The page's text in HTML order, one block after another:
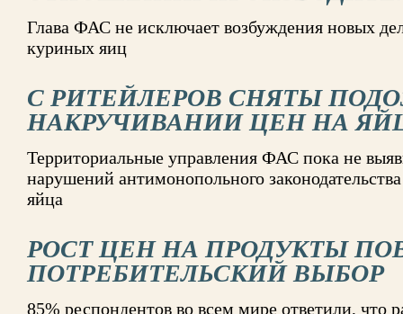
Глава ФАС не исключает возбуждения новых
куриных яиц
С РИТЕЙЛЕРОВ СНЯТЫ
НАКРУЧИВАНИИ ЦЕН НА
Территориальные управления ФАС пока не
нарушений антимонопольного
яйца
РОСТ ЦЕН НА ПРОДУКТЫ
ПОТРЕБИТЕЛЬСКИЙ ВЫБОР
85% респондентов во всем мире ответили, что